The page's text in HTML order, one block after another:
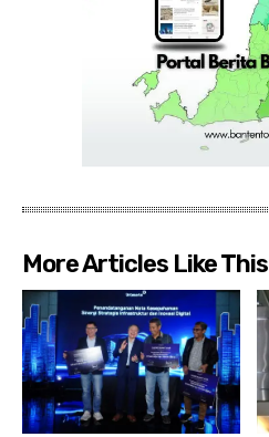
More Articles Like This